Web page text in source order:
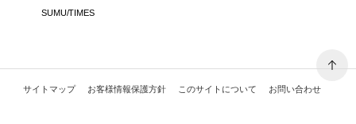
SUMU/TIMES
サイトマップ お客様情報保護方針 このサイトについて お問い合わせ